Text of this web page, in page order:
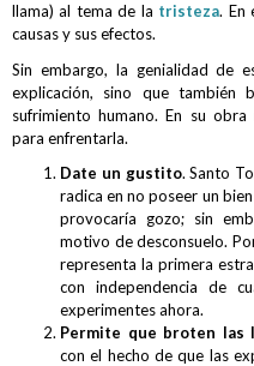
llama) al tema de la tristeza. En
causas y sus efectos.
Sin embargo, la genialidad de
explicación, sino que también
sufrimiento humano. En su
para enfrentarla.
Date un gustito. Santo
radica en no poseer un
provocaría gozo; sin
motivo de desconsuelo.
representa la primera
con independencia de
experimentes ahora.
Permite que broten las
con el hecho de que las